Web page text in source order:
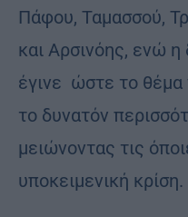
Πάφου, Ταμασσού,
και Αρσινόης, ενώ
έγινε ώστε το θέμα
το δυνατόν
μειώνοντας τις
υποκειμενική κρίση.